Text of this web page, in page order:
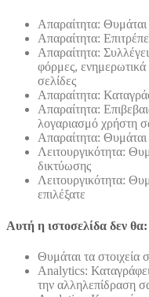
Απαραίτητα: Θυμάται
Απαραίτητα:
Απαραίτητα:
φόρμες, ενημερωτικά
σελίδες
Απαραίτητα:
Απαραίτητα:
λογαριασμό χρήστη
Απαραίτητα:
Λειτουργικότητα:
δικτύωσης
Λειτουργικότητα:
επιλέξατε
Αυτή η ιστοσελίδα δεν θα:
Θυμάται τα στοιχεία
Analytics: Καταγράφει
την αλληλεπίδραση